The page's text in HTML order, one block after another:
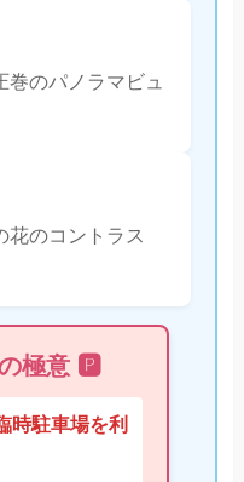
のパノラマビュ
花のコントラス
極意 🅿️
時駐車場を利